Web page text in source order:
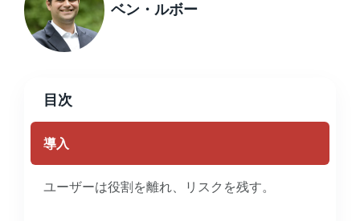
ベン・ルボー
目次
導入
ユーザーは役割を離れ、リスクを残す。